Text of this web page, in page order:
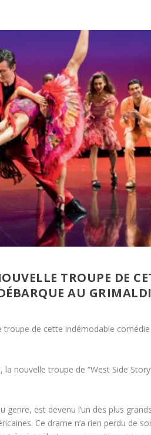
TROUPE DE
AU
de cette indémodable
nouvelle troupe de “West Side
est devenu l’un des plus
Ce drame n’a rien perdu de